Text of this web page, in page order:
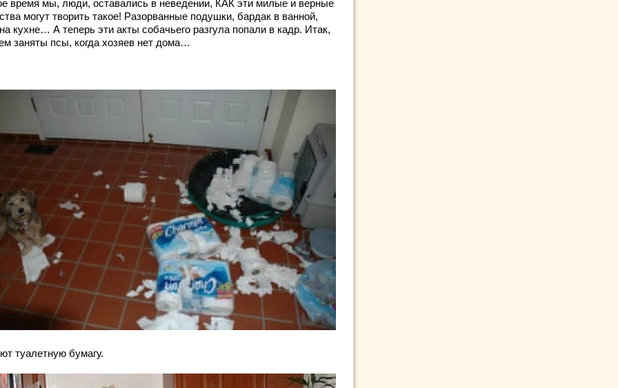
время мы, люди, оставались в неведении, КАК эти милые и верные
могут творить такое! Разорванные подушки, бардак в ванной,
кухне… А теперь эти акты собачьего разгула попали в кадр. Итак,
заняты псы, когда хозяев нет дома…
туалетную бумагу.